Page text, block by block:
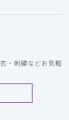
・刺繍などお気軽